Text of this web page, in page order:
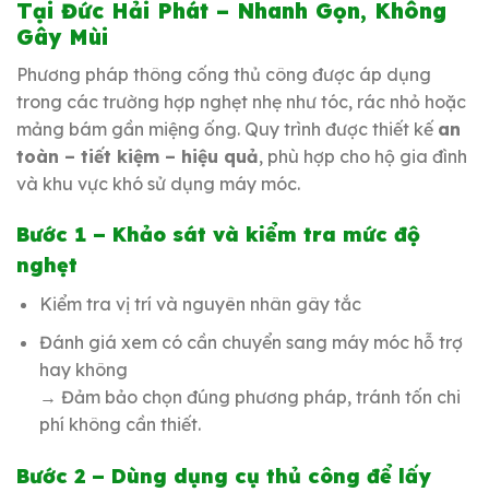
Tại Đức Hải Phát – Nhanh Gọn, Không
Gây Mùi
Phương pháp thông cống thủ công được áp dụng
trong các trường hợp nghẹt nhẹ như tóc, rác nhỏ hoặc
mảng bám gần miệng ống. Quy trình được thiết kế an
toàn – tiết kiệm – hiệu quả, phù hợp cho hộ gia đình
và khu vực khó sử dụng máy móc.
Bước 1 – Khảo sát và kiểm tra mức độ
nghẹt
Kiểm tra vị trí và nguyên nhân gây tắc
Đánh giá xem có cần chuyển sang máy móc hỗ trợ
hay không
→ Đảm bảo chọn đúng phương pháp, tránh tốn chi
phí không cần thiết.
Bước 2 – Dùng dụng cụ thủ công để lấy